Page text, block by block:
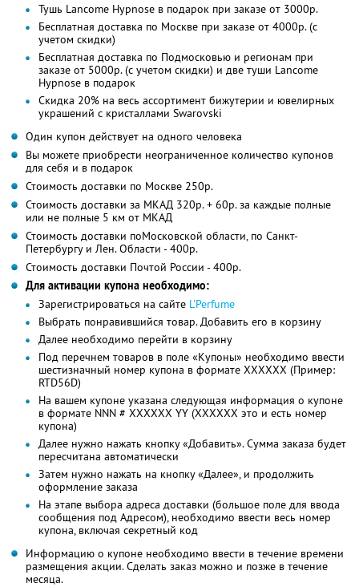
Тушь Lancome Hypnose в подарок при заказе от 3000р.
Бесплатная доставка по Москве при заказе от 4000р. (с
учетом скидки)
Бесплатная доставка по Подмосковью и регионам при
заказе от 5000р. (с учетом скидки) и две туши Lancome
Hypnose в подарок
Скидка 20% на весь ассортимент бижутерии и ювелирных
украшений с кристаллами Swarovski
Один купон действует на одного человека
Вы можете приобрести неограниченное количество купонов
для себя и в подарок
Стоимость доставки по Москве 250р.
Стоимость доставки за МКАД 320р. + 60р. за каждые полные
или не полные 5 км от МКАД
Стоимость доставки поМосковской области, по Санкт-
Петербургу и Лен. Области - 400р.
Стоимость доставки Почтой России - 400р.
Для активации купона необходимо:
Зарегистрироваться на сайте L'Perfume
Выбрать понравившийся товар. Добавить его в корзину
Далее необходимо перейти в корзину
Под перечнем товаров в поле «Купоны» необходимо ввести
шестизначный номер купона в формате XXXXXX (Пример:
RTD56D)
На вашем купоне указана следующая информация о купоне
в формате NNN # XXXXXX YY (XXXXXX это и есть номер
купона)
Далее нужно нажать кнопку «Добавить». Сумма заказа будет
пересчитана автоматически
Затем нужно нажать на кнопку «Далее», и продолжить
оформление заказа
На этапе выбора адреса доставки (большое поле для ввода
сообщения под Адресом), необходимо ввести весь номер
купона, включая секретный код
Информацию о купоне необходимо ввести в течение времени
размещения акции. Сделать заказ можно и позже в течение
месяца.